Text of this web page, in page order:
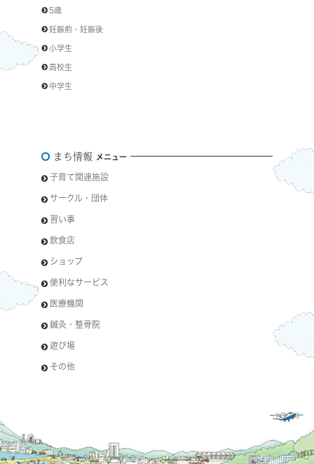
5歳
妊娠前・妊娠後
小学生
高校生
中学生
まち情報 メニュー
子育て関連施設
サークル・団体
習い事
飲食店
ショップ
便利なサービス
医療機関
鍼灸・整骨院
遊び場
その他